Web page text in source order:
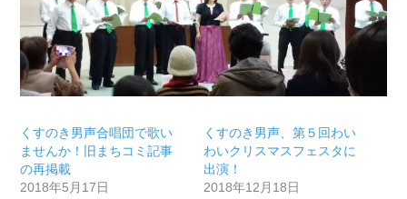
くすのき男声合唱団で歌い
ませんか！旧まちコミ記事
の再掲載
2018年5月17日
くすのき男声、第５回わい
わいクリスマスフェスタに
出演！
2018年12月18日